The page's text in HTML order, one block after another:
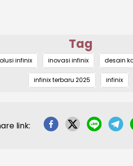
Tag
infinix inovasi infinix desain
infinix terbaru 2025 infinix
link: